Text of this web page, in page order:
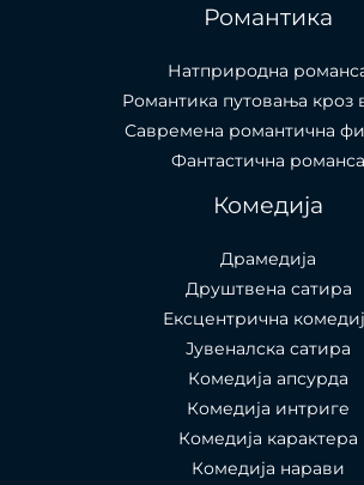
Романтика
Натприродна
Романтика путовања кроз
Савремена романтична
Фантастична романса
Комедија
Драмедија
Друштвена сатира
Ексцентрична
Јувеналска сатира
Комедија апсурда
Комедија интриге
Комедија карактера
Комедија нарави